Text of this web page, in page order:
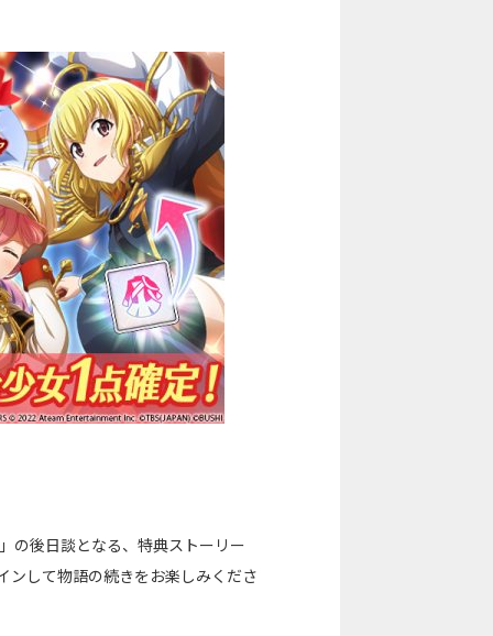
の後日談となる、特典ストーリー
して物語の続きをお楽しみくださ